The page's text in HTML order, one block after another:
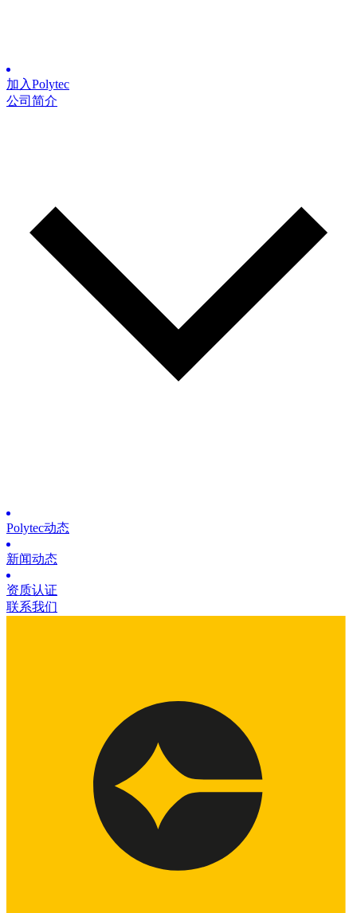
加入Polytec
公司简介
Polytec动态
新闻动态
资质认证
联系我们